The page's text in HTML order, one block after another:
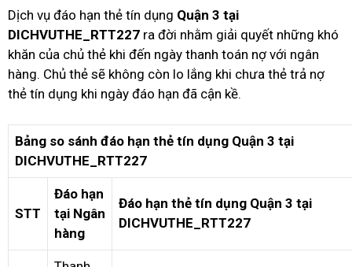
Dịch vụ đáo hạn thẻ tín dụng Quận 3 tại
DICHVUTHE_RTT227 ra đời nhằm giải quyết những khó
khăn của chủ thẻ khi đến ngày thanh toán nợ với ngân
hàng. Chủ thẻ sẽ không còn lo lắng khi chưa thẻ trả nợ
thẻ tín dụng khi ngày đáo hạn đã cận kề.
Bảng so sánh đáo hạn thẻ tín dụng Quận 3 tại
DICHVUTHE_RTT227
STT
Đáo hạn
tại Ngân
hàng
Đáo hạn thẻ tín dụng Quận 3 tại
DICHVUTHE_RTT227